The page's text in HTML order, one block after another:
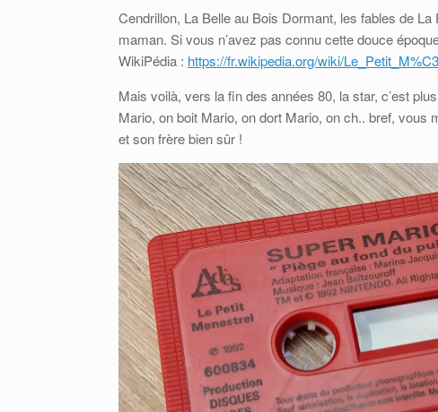
Cendrillon, La Belle au Bois Dormant, les fables de
maman. Si vous n’avez pas connu cette douce
WikiPédia : https://fr.wikipedia.org/wiki/
Mais voilà, vers la fin des années 80, la star, c’est
Mario, on boit Mario, on dort Mario, on ch.. bref, vous
et son frère bien sûr !